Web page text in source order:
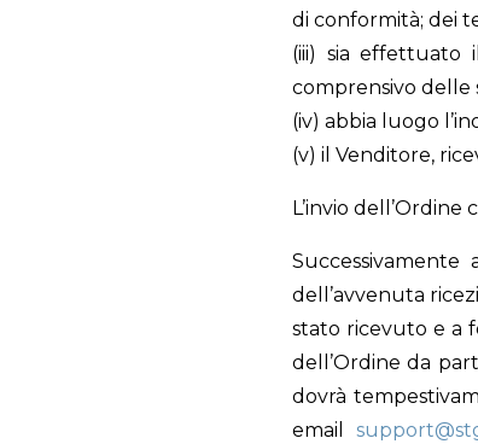
di conformità; dei
(iii) sia effettuato
comprensivo delle
(iv) abbia luogo
(v) il Venditore,
L’invio
dell’avvenuta
stato ricevuto e a
dell’Ordine da
dovrà
email